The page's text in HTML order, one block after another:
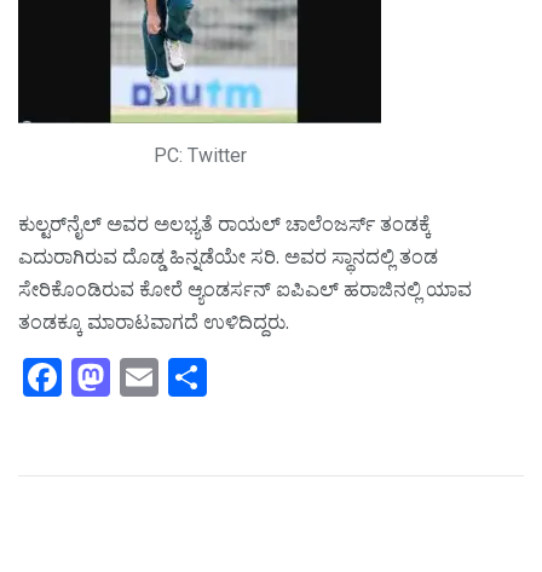
PC: Twitter
ಕುಲ್ಟರ್‌ನೈಲ್ ಅವರ ಅಲಭ್ಯತೆ ರಾಯಲ್ ಚಾಲೆಂಜರ್ಸ್ ತಂಡಕ್ಕೆ
ಎದುರಾಗಿರುವ ದೊಡ್ಡ ಹಿನ್ನಡೆಯೇ ಸರಿ. ಅವರ ಸ್ಥಾನದಲ್ಲಿ ತಂಡ
ಸೇರಿಕೊಂಡಿರುವ ಕೋರೆ ಆ್ಯಂಡರ್ಸನ್ ಐಪಿಎಲ್ ಹರಾಜಿನಲ್ಲಿ ಯಾವ
ತಂಡಕ್ಕೂ ಮಾರಾಟವಾಗದೆ ಉಳಿದಿದ್ದರು.
Facebook
Mastodon
Email